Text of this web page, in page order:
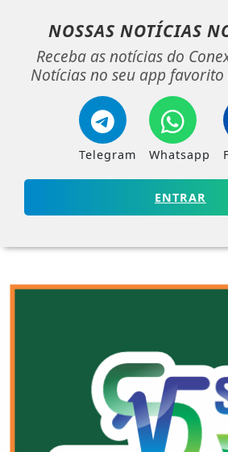
NOSSAS NOTÍCIAS
Receba as notícias do
Notícias no seu app favorito
Telegram Whatsapp
ENTRAR